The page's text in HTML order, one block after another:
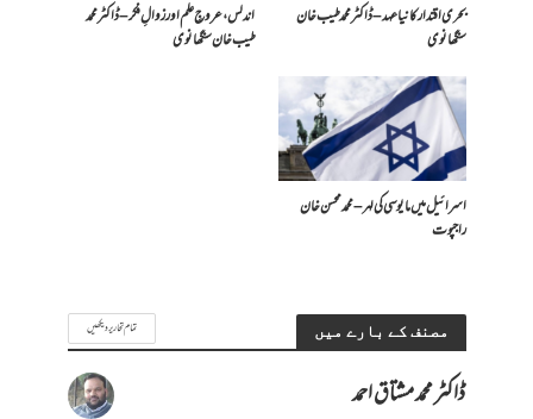
بحری اقتدار کا نیا عہد – ڈاکٹر محمد طیب خان
سنگھانوی
اندلس، عروجِ علم اور زوالِ فکر – ڈاکٹر محمد
طیب خان سنگھانوی
اسرائیل میں مایوسی کی لہر – محمد محسن خان
راجپوت
مصنف کے بارے میں تمام تحاریر دیکھیں
ڈاکٹر محمد مشتاق احمد